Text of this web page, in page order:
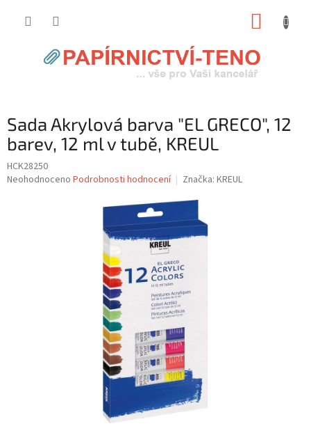
Sada Akrylová barva "EL GRECO", 12
barev, 12 ml v tubě, KREUL
HCK28250
Průměrné
Neohodnoceno Podrobnosti hodnocení Značka: KREUL